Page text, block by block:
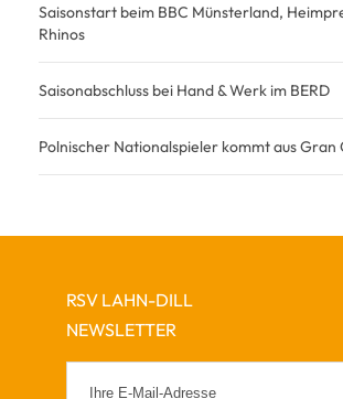
Saisonstart beim BBC Münsterland,
Rhinos
Saisonabschluss bei Hand & Werk im BERD
Polnischer Nationalspieler kommt aus Gran
RSV LAHN-DILL
NEWSLETTER